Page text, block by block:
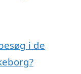
i de